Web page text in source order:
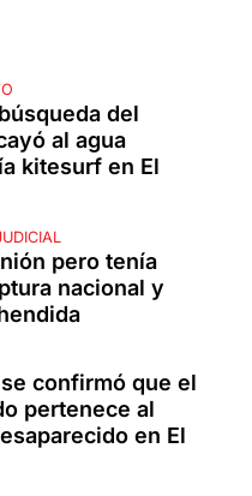
del
al agua
kitesurf en El
pero tenía
nacional y
confirmó que el
pertenece al
en El